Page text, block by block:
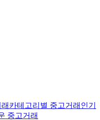
카테고리별 중고거래 인기
중고거래